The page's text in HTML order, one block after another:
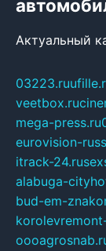
Актуальный
03223.ru
veetbox.ru
mega-press.ru
eurovision-
itrack-24.ru
alabuga-
bud-em-